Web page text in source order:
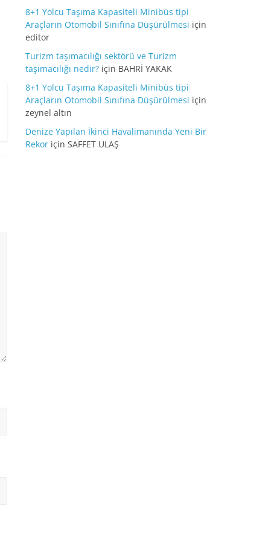
8+1 Yolcu Taşıma Kapasiteli Minibüs tipi
Araçların Otomobil Sınıfına Düşürülmesi için
editor
Turizm taşımacılığı sektörü ve Turizm
taşımacılığı nedir? için BAHRİ YAKAK
8+1 Yolcu Taşıma Kapasiteli Minibüs tipi
Araçların Otomobil Sınıfına Düşürülmesi için
zeynel altın
Denize Yapılan İkinci Havalimanında Yeni Bir
Rekor için SAFFET ULAŞ